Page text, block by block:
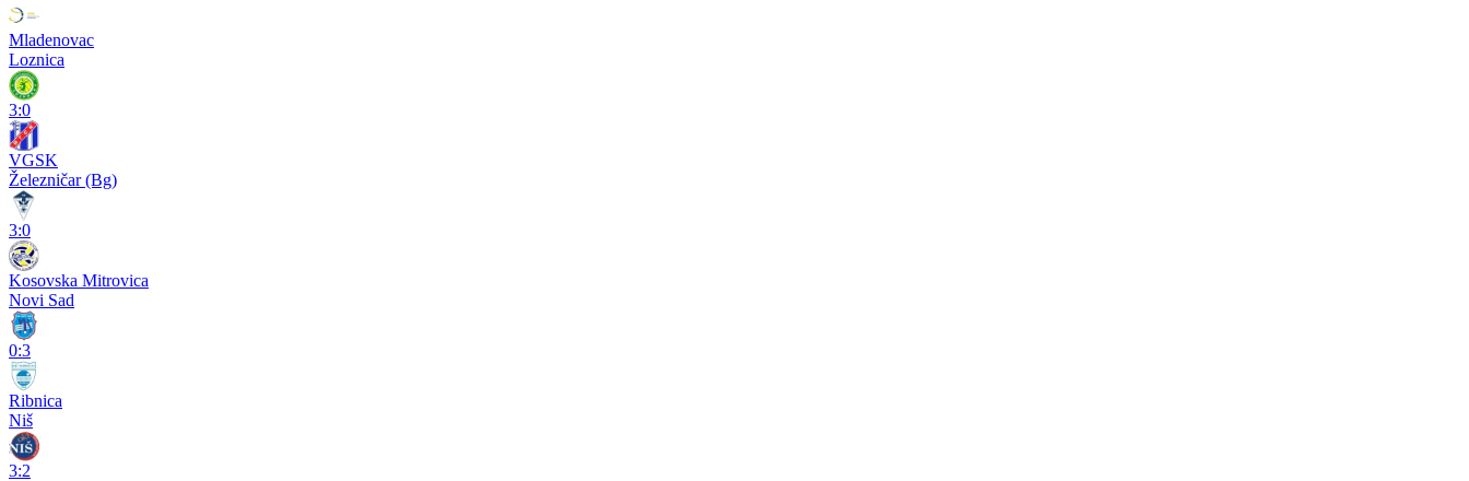
Mladenovac
Loznica
3:0
VGSK
Železničar (Bg)
3:0
Kosovska Mitrovica
Novi Sad
0:3
Ribnica
Niš
3:2